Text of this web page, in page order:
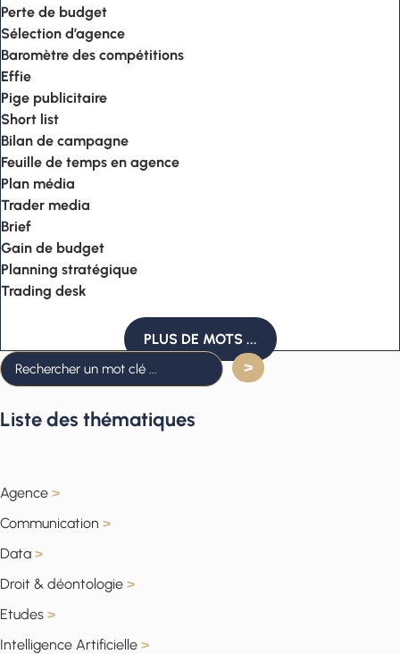
Perte de budget
Sélection d’agence
Baromètre des compétitions
Effie
Pige publicitaire
Short list
Bilan de campagne
Feuille de temps en agence
Plan média
Trader media
Brief
Gain de budget
Planning stratégique
Trading desk
PLUS DE MOTS ...
Liste des thématiques
Agence >
Communication >
Data >
Droit & déontologie >
Etudes >
Intelligence Artificielle >